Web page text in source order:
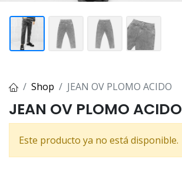
Shop JEAN OV PLOMO ACIDO
JEAN OV PLOMO ACIDO
Este producto ya no está disponible.